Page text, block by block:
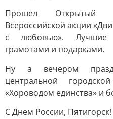
Прошел Открытый
Всероссийской акции
с любовью». Лучшие
грамотами и подарками.
Ну а вечером
центральной
«Хороводом единства» и
С Днем России, Пятигорск!